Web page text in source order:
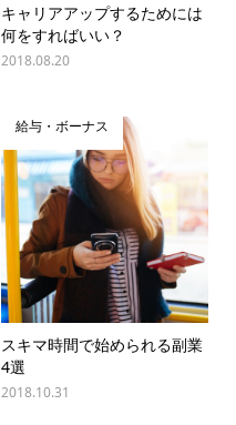
キャリアアップするためには
何をすればいい？
2018.08.20
給与・ボーナス
スキマ時間で始められる副業
4選
2018.10.31